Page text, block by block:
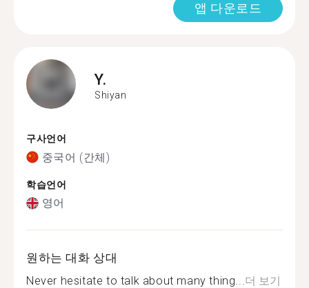
앱 다운로드
Y.
Shiyan
구사언어
중국어 (간체)
학습언어
영어
원하는 대화 상대
Never hesitate to talk about many thing...더 보기